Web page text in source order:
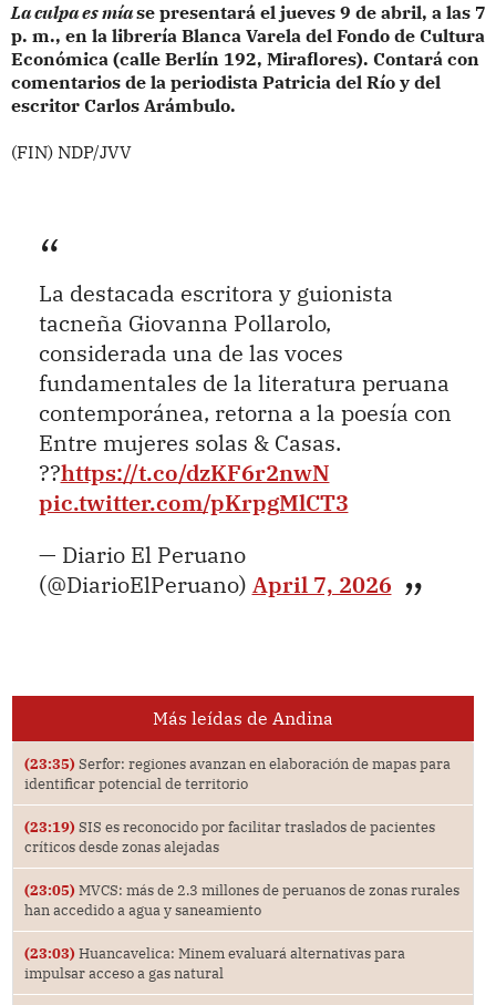
La culpa es míase presentará el jueves 9 de abril, a las 7
p. m., en la librería Blanca Varela del Fondo de Cultura
Económica (calle Berlín 192, Miraflores). Contará con
comentarios de la periodista Patricia del Río y del
escritor Carlos Arámbulo.
(FIN) NDP/JVV
La destacada escritora y guionista
tacneña Giovanna Pollarolo,
considerada una de las voces
fundamentales de la literatura peruana
contemporánea, retorna a la poesía con
Entre mujeres solas & Casas.
??https://t.co/dzKF6r2nwN
pic.twitter.com/pKrpgMlCT3
— Diario El Peruano
(@DiarioElPeruano) April 7, 2026
Más leídas de Andina
(23:35) Serfor: regiones avanzan en elaboración de mapas para
identificar potencial de territorio
(23:19) SIS es reconocido por facilitar traslados de pacientes
críticos desde zonas alejadas
(23:05) MVCS: más de 2.3 millones de peruanos de zonas rurales
han accedido a agua y saneamiento
(23:03) Huancavelica: Minem evaluará alternativas para
impulsar acceso a gas natural